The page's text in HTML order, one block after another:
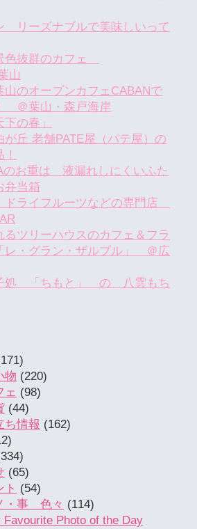
リーズナブルで美味しいって
色抜群のカフェ
山
山のオープンカフェCABANで
＠葉山・森戸海岸
の春」
丘 老舗PATE屋（パテ屋）の
のお重は 液漏れしにくいふた
当箱
ライフルーツなどの専門店
ツリーハウスのカフェ＆フラ
・グラン・ザルブル」 ＠広
処 「ちもと」 の 八雲もち
物 (220)
ェ (98)
(44)
ち情報 (162)
(65)
ト (54)
・事 色々 (114)
Photo of the Day